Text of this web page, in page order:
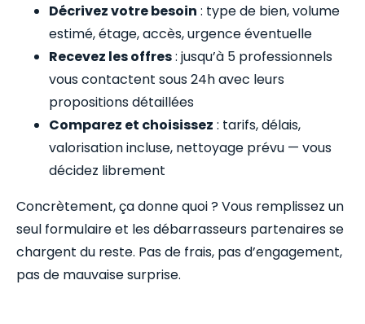
Décrivez votre besoin : type de bien, volume
estimé, étage, accès, urgence éventuelle
Recevez les offres: jusqu’à 5 professionnels
vous contactent sous 24h avec leurs
propositions détaillées
Comparez et choisissez : tarifs, délais,
valorisation incluse, nettoyage prévu — vous
décidez librement
Concrètement, ça donne quoi ? Vous remplissez un
seul formulaire et les débarrasseurs partenaires se
chargent du reste. Pas de frais, pas d’engagement,
pas de mauvaise surprise.